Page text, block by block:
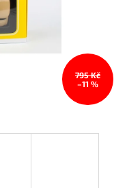
795 Kč
–11 %